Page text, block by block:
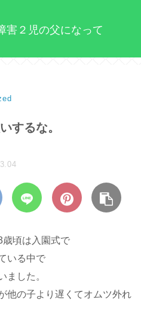
害２児の父になって
するな。
歳頃は入園式で
いる中で
ました。
他の子より遅くてオムツ外れ